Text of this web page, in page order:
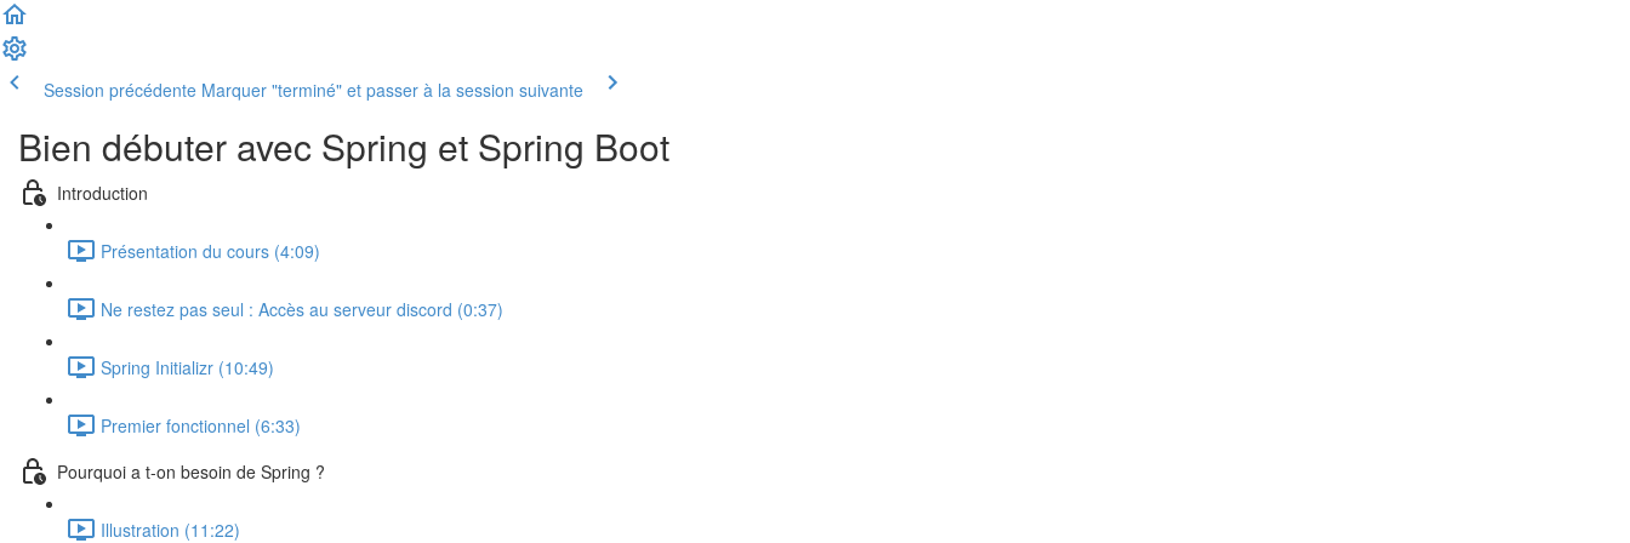
Session précédente Marquer "terminé" et passer à la session suivante
Bien débuter avec Spring et Spring Boot
Introduction
Présentation du cours (4:09)
Ne restez pas seul : Accès au serveur discord (0:37)
Spring Initializr (10:49)
Premier fonctionnel (6:33)
Pourquoi a t-on besoin de Spring ?
Illustration (11:22)